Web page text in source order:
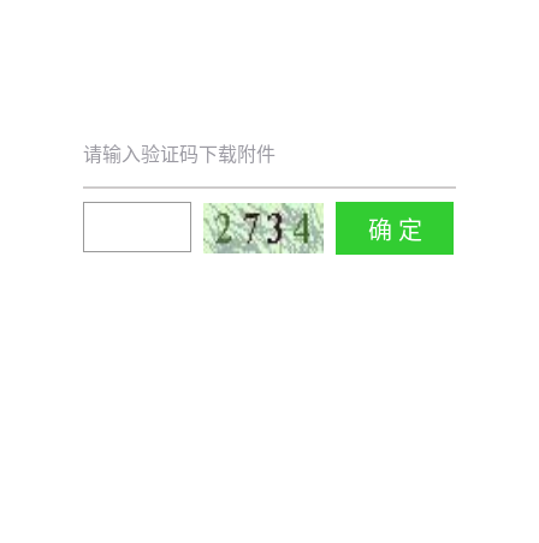
请输入验证码下载附件